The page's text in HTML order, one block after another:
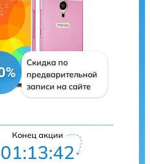
Скидка по
предварительной
записи на сайте
Конец акции
01:13:41